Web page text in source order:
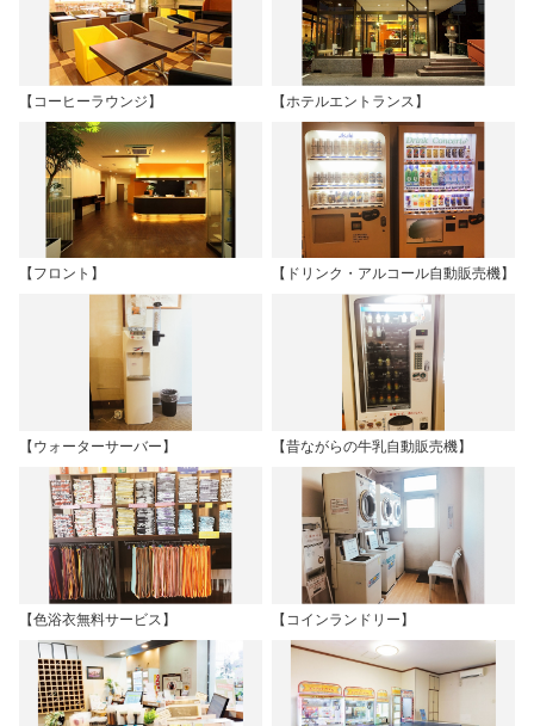
【コーヒーラウンジ】 【ホテルエントランス】
【フロント】 【ドリンク・アルコール自動販売機】
【ウォーターサーバー】 【昔ながらの牛乳自動販売機】
【色浴衣無料サービス】 【コインランドリー】